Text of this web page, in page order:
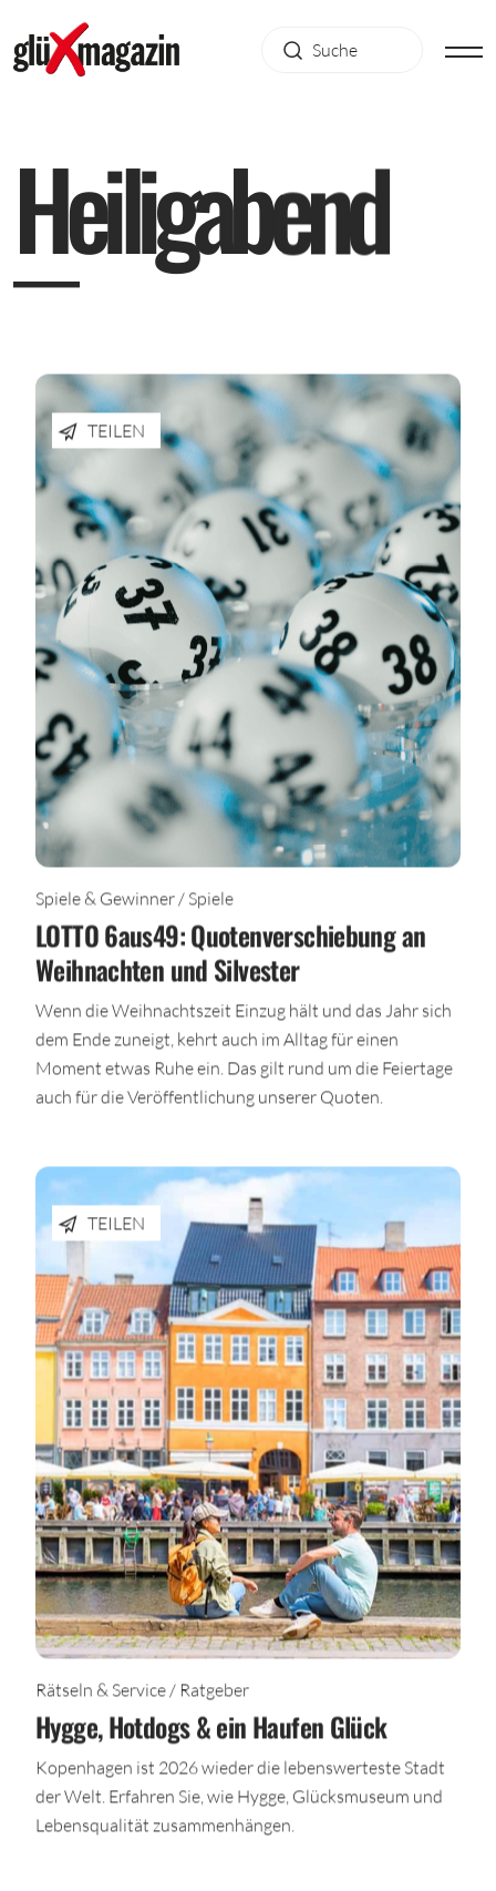
Heiligabend
TEILEN
Spiele & Gewinner / Spiele
LOTTO 6aus49: Quotenverschiebung an
Weihnachten und Silvester
Wenn die Weihnachtszeit Einzug hält und das Jahr sich
dem Ende zuneigt, kehrt auch im Alltag für einen
Moment etwas Ruhe ein. Das gilt rund um die Feiertage
auch für die Veröffentlichung unserer Quoten.
TEILEN
Rätseln & Service / Ratgeber
Hygge, Hotdogs & ein Haufen Glück
Kopenhagen ist 2026 wieder die lebenswerteste Stadt
der Welt. Erfahren Sie, wie Hygge, Glücksmuseum und
Lebensqualität zusammenhängen.